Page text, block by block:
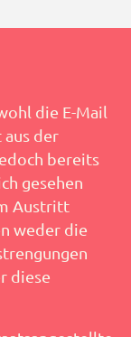
die E-Mail
aus der
bereits
gesehen
Austritt
weder die
diese